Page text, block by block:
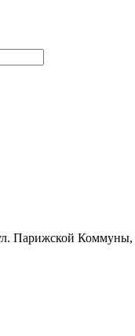
Парижской Коммуны,